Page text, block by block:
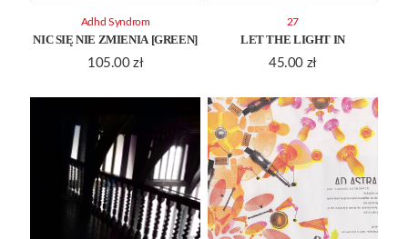
NIC SIĘ NIE ZMIENIA [GREEN]
105.00 zł
Adhd Syndrom
LET THE LIGHT IN
45.00 zł
27